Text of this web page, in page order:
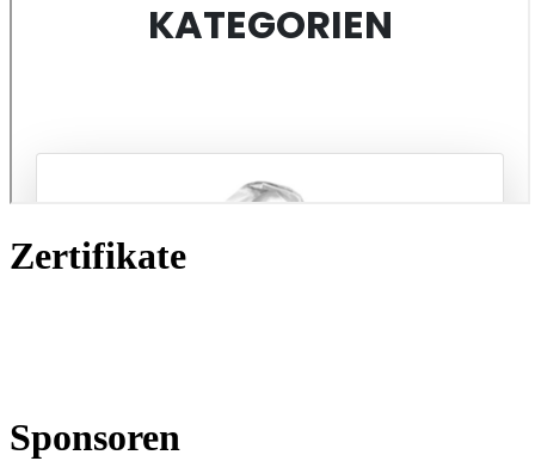
Zertifikate
Sponsoren